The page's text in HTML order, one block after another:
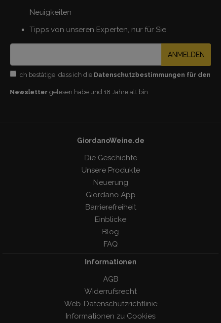
Neuigkeiten
Tipps von unseren Experten, nur für Sie
ANMELDEN
Ich bestätige, dass ich die Datenschutzbestimmungen für den
Newsletter gelesen habe und 18 Jahre alt bin
GiordanoWeine.de
Die Geschichte
Unsere Produkte
Neuerung
Giordano App
Barrierefreiheit
Einblicke
Blog
FAQ
Informationen
AGB
Widerrufsrecht
Web-Datenschutzrichtlinie
Informationen zu Cookies